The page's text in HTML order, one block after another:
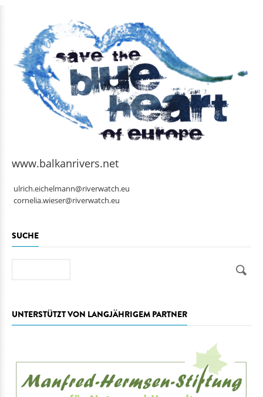
www.balkanrivers.net
ulrich.eichelmann@riverwatch.eu
cornelia.wieser@riverwatch.eu
SUCHE
UNTERSTÜTZT VON LANGJÄHRIGEM PARTNER